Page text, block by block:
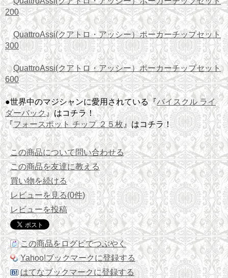
200
QuattroAssi(クアトロ・アッシー）ポーカーチップセット
300
QuattroAssi(クアトロ・アッシー）ポーカーチップセット
600
●世界中のマジシャンに愛用されている『バイスクル ライ
ダーバック』はコチラ！
『フォースポット チップ ２５枚 』はコチラ！
この商品について問い合わせる
この商品を友達に教える
買い物を続ける
レビューを見る(0件)
レビューを投稿
この商品をログピでつぶやく
Yahoo!ブックマークに登録する
はてなブックマークに登録する